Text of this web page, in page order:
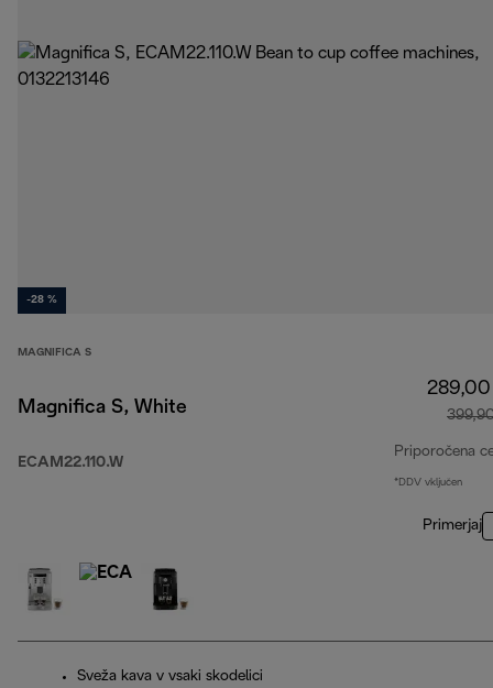
-28 %
MAGNIFICA S
Magnifica S, White
ECAM22.110.W
Priporočena
*DDV vključen
Primerjaj
Sveža kava v vsaki skodelici